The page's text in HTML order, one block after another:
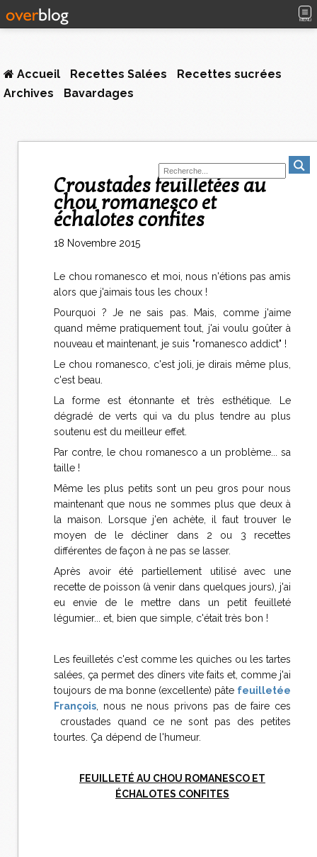
MENU
Accueil Recettes Salées
Recettes sucrées
Archives
Bavardages
Croustades feuilletées au
chou romanesco et
échalotes confites
18 Novembre 2015
Le chou romanesco et moi, nous n'étions pas amis
alors que j'aimais tous les choux !
Pourquoi ? Je ne sais pas. Mais, comme j'aime
quand même pratiquement tout, j'ai voulu goûter à
nouveau et maintenant, je suis "romanesco addict" !
Le chou romanesco, c'est joli, je dirais même plus,
c'est beau.
La forme est étonnante et très esthétique. Le
dégradé de verts qui va du plus tendre au plus
soutenu est du meilleur effet.
Par contre, le chou romanesco a un problème... sa
taille !
Même les plus petits sont un peu gros pour nous
maintenant que nous ne sommes plus que deux à
la maison. Lorsque j'en achète, il faut trouver le
moyen de le décliner dans 2 ou 3 recettes
différentes de façon à ne pas se lasser.
Après avoir été partiellement utilisé avec une
recette de poisson (à venir dans quelques jours), j'ai
eu envie de le mettre dans un petit feuilleté
légumier... et, bien que simple, c'était très bon !
Les feuilletés c'est comme les quiches ou les tartes
salées, ça permet des dîners vite faits et, comme j'ai
toujours de ma bonne (excellente) pâte feuilletée
François , nous ne nous privons pas de faire ces
croustades quand ce ne sont pas des petites
tourtes. Ça dépend de l'humeur.
FEUILLETÉ AU CHOU ROMANESCO ET
ÉCHALOTES CONFITES